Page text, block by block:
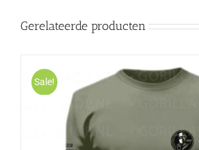
Gerelateerde producten
Sale!